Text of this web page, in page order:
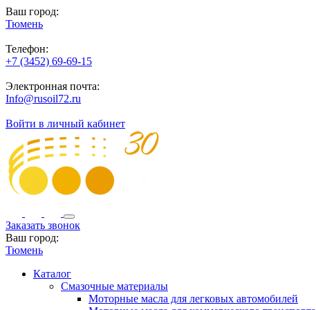
Ваш город:
Тюмень
Телефон:
+7 (3452) 69-69-15
Электронная почта:
Info@rusoil72.ru
Войти в личный кабинет
Заказать звонок
Ваш город:
Тюмень
Каталог
Смазочные материалы
Моторные масла для легковых автомобилей